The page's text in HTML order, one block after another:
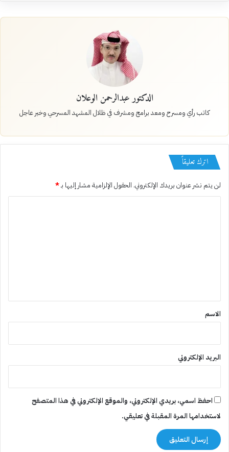
الدكتور عبدالرحمن الوعلان
كاتب رأي ومسرح ومعد برامج ومشرف في ظلال المشهد المسرحي وخبر عاجل
اترك تعليقاً
لن يتم نشر عنوان بريدك الإلكتروني. الحقول الإلزامية مشار إليها بـ*
*
الاسم
البريد الإلكتروني
احفظ اسمي، بريدي الإلكتروني، والموقع الإلكتروني في هذا المتصفح
لاستخدامها المرة المقبلة في تعليقي.